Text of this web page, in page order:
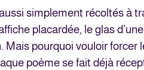
simplement récoltés à
placardée, le glas
Mais pourquoi vouloir forcer
poème se fait déjà